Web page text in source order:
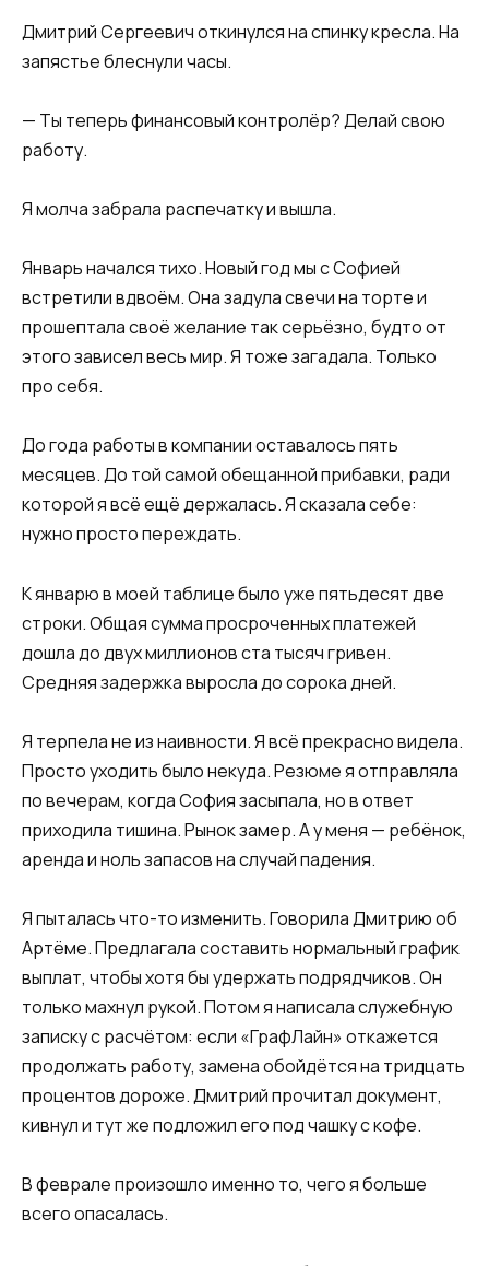
Дмитрий Сергеевич откинулся на спинку кресла. На
запястье блеснули часы.
— Ты теперь финансовый контролёр? Делай свою
работу.
Я молча забрала распечатку и вышла.
Январь начался тихо. Новый год мы с Софией
встретили вдвоём. Она задула свечи на торте и
прошептала своё желание так серьёзно, будто от
этого зависел весь мир. Я тоже загадала. Только
про себя.
До года работы в компании оставалось пять
месяцев. До той самой обещанной прибавки, ради
которой я всё ещё держалась. Я сказала себе:
нужно просто переждать.
К январю в моей таблице было уже пятьдесят две
строки. Общая сумма просроченных платежей
дошла до двух миллионов ста тысяч гривен.
Средняя задержка выросла до сорока дней.
Я терпела не из наивности. Я всё прекрасно видела.
Просто уходить было некуда. Резюме я отправляла
по вечерам, когда София засыпала, но в ответ
приходила тишина. Рынок замер. А у меня — ребёнок,
аренда и ноль запасов на случай падения.
Я пыталась что-то изменить. Говорила Дмитрию об
Артёме. Предлагала составить нормальный график
выплат, чтобы хотя бы удержать подрядчиков. Он
только махнул рукой. Потом я написала служебную
записку с расчётом: если «ГрафЛайн» откажется
продолжать работу, замена обойдётся на тридцать
процентов дороже. Дмитрий прочитал документ,
кивнул и тут же подложил его под чашку с кофе.
В феврале произошло именно то, чего я больше
всего опасалась.